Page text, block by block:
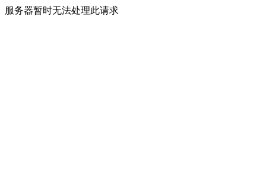
服务器暂时无法处理此请求